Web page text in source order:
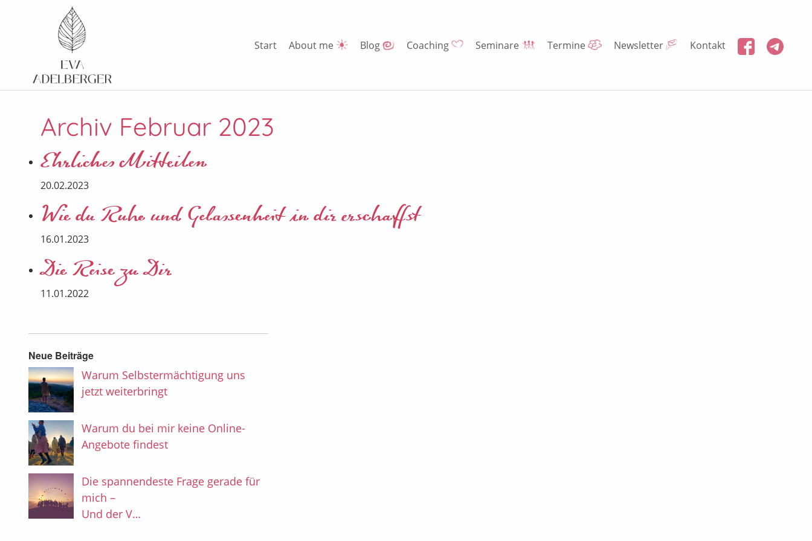
Start About me Blog Coaching Seminare Termine Newsletter Kontakt
Archiv Februar 2023
Ehrliches Mitteilen
20.02.2023
Wie du Ruhe und Gelassenheit in dir erschaffst
16.01.2023
Die Reise zu Dir
11.01.2022
Neue Beiträge
Warum Selbstermächtigung uns
jetzt weiterbringt
Warum du bei mir keine Online-
Angebote findest
Die spannendeste Frage gerade für
mich –
Und der V…